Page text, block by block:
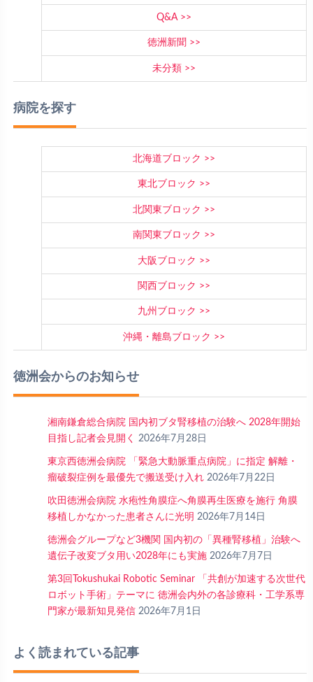
Q&A
徳洲新聞
未分類
病院を探す
北海道ブロック
東北ブロック
北関東ブロック
南関東ブロック
大阪ブロック
関西ブロック
九州ブロック
沖縄・離島ブロック
徳洲会からのお知らせ
湘南鎌倉総合病院 国内初ブタ腎移植の治験へ 2028年開始
目指し記者会見開く
2026年7月28日
東京西徳洲会病院 「緊急大動脈重点病院」に指定 解離・
瘤破裂症例を最優先で搬送受け入れ 2026年7月22日
吹田徳洲会病院 水疱性角膜症へ角膜再生医療を施行 角膜
移植しかなかった患者さんに光明 2026年7月14日
徳洲会グループなど3機関 国内初の「異種腎移植」治験へ
遺伝子改変ブタ用い2028年にも実施 2026年7月7日
第3回Tokushukai Robotic Seminar 「共創が加速する次世代
ロボット手術」テーマに 徳洲会内外の各診療科・工学系専
門家が最新知見発信 2026年7月1日
よく読まれている記事